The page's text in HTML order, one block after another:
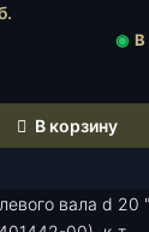
◉ В
В корзину